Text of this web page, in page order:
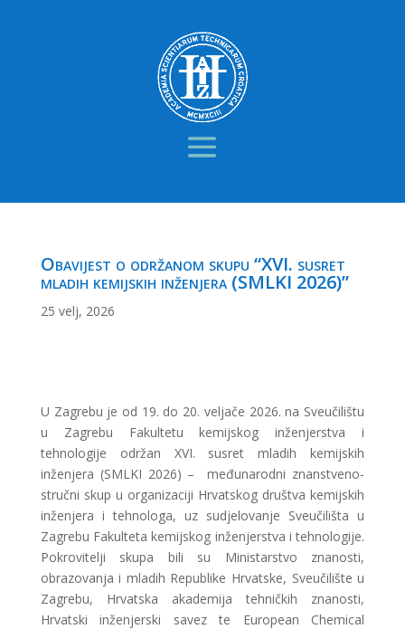
Obavijest o održanom skupu “XVI. susret
mladih kemijskih inženjera (SMLKI 2026)”
25 velj, 2026
U Zagrebu je od 19. do 20. veljače 2026. na Sveučilištu
u Zagrebu Fakultetu kemijskog inženjerstva i
tehnologije održan XVI. susret mladih kemijskih
inženjera (SMLKI 2026) – međunarodni znanstveno-
stručni skup u organizaciji Hrvatskog društva kemijskih
inženjera i tehnologa, uz sudjelovanje Sveučilišta u
Zagrebu Fakulteta kemijskog inženjerstva i tehnologije.
Pokrovitelji skupa bili su Ministarstvo znanosti,
obrazovanja i mladih Republike Hrvatske, Sveučilište u
Zagrebu, Hrvatska akademija tehničkih znanosti,
Hrvatski inženjerski savez te European Chemical